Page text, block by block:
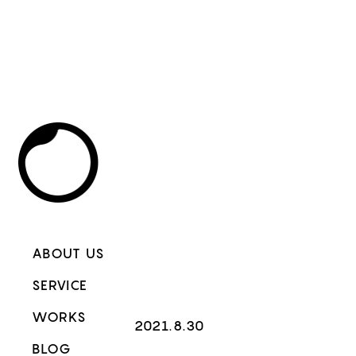
ABOUT US
SERVICE
WORKS
BLOG
2021.8.30